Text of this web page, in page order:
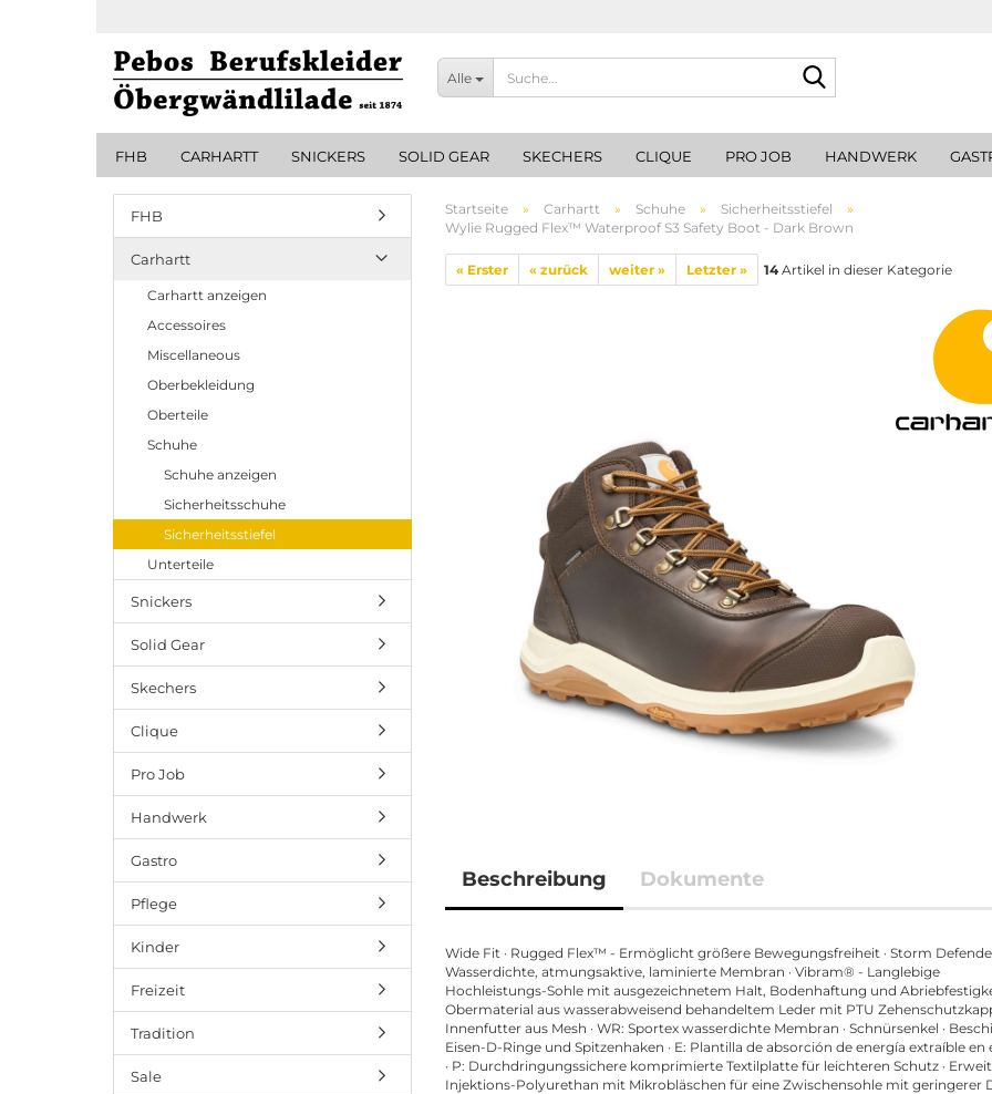
Alle
FHB CARHARTT SNICKERS SOLID GEAR SKECHERS CLIQUE PRO JOB HANDWERK
Startseite » Carhartt » Schuhe » Sicherheitsstiefel
»
Wylie Rugged Flex™ Waterproof S3 Safety Boot - Dark Brown
« Erster « zurück weiter » Letzter » 14Artikel in dieser Kategorie
Beschreibung Dokumente
Wide Fit · Rugged Flex™ - Ermöglicht größere Bewegungsfreiheit · Storm
Wasserdichte, atmungsaktive, laminierte Membran · Vibram® - Langlebige
Hochleistungs-Sohle mit ausgezeichnetem Halt, Bodenhaftung und
Obermaterial aus wasserabweisend behandeltem Leder mit PTU
Innenfutter aus Mesh · WR: Sportex wasserdichte Membran · Schnürsenkel ·
Eisen-D-Ringe und Spitzenhaken · E: Plantilla de absorción de energía extraíble en
· P: Durchdringungssichere komprimierte Textilplatte für leichteren Schutz ·
Injektions-Polyurethan mit Mikrobläschen für eine Zwischensohle mit geringerer
FHB
Carhartt
Carhartt anzeigen
Accessoires
Miscellaneous
Oberbekleidung
Oberteile
Schuhe
Schuhe anzeigen
Sicherheitsschuhe
Sicherheitsstiefel
Unterteile
Snickers
Solid Gear
Skechers
Clique
Pro Job
Handwerk
Gastro
Pflege
Kinder
Freizeit
Tradition
Sale